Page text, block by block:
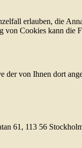
erlauben, die
Cookies kann die
von Ihnen dort
61, 113 56